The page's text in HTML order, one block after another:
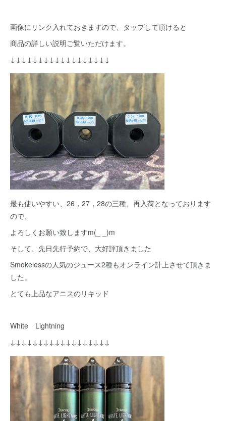
画像にリンク入れておきますので、タップして頂けると
商品の詳しい説明ご覧いただけます。
↓↓↓↓↓↓↓↓↓↓↓↓↓↓↓↓↓↓
最も使いやすい、26，27，28の三種、再入荷となっております
ので、
よろしくお願い致しますm(_ _)m
そして、先日先行予約で、大好評頂きました
Smokelessの人気のジュース2種もオンライン計上させて頂きま
した。
とても上品なアニスのリキッド
White Lightning
↓↓↓↓↓↓↓↓↓↓↓↓↓↓↓↓↓↓